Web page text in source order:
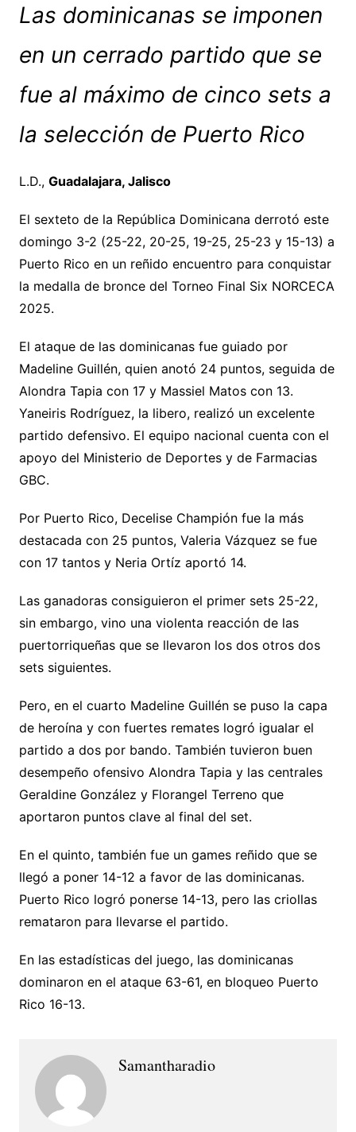
Las dominicanas se imponen
en un cerrado partido que se
fue al máximo de cinco sets a
la selección de Puerto Rico
L.D., Guadalajara, Jalisco
El sexteto de la República Dominicana derrotó este
domingo 3-2 (25-22, 20-25, 19-25, 25-23 y 15-13) a
Puerto Rico en un reñido encuentro para conquistar
la medalla de bronce del Torneo Final Six NORCECA
2025.
El ataque de las dominicanas fue guiado por
Madeline Guillén, quien anotó 24 puntos, seguida de
Alondra Tapia con 17 y Massiel Matos con 13.
Yaneiris Rodríguez, la libero, realizó un excelente
partido defensivo. El equipo nacional cuenta con el
apoyo del Ministerio de Deportes y de Farmacias
GBC.
Por Puerto Rico, Decelise Champión fue la más
destacada con 25 puntos, Valeria Vázquez se fue
con 17 tantos y Neria Ortíz aportó 14.
Las ganadoras consiguieron el primer sets 25-22,
sin embargo, vino una violenta reacción de las
puertorriqueñas que se llevaron los dos otros dos
sets siguientes.
Pero, en el cuarto Madeline Guillén se puso la capa
de heroína y con fuertes remates logró igualar el
partido a dos por bando. También tuvieron buen
desempeño ofensivo Alondra Tapia y las centrales
Geraldine González y Florangel Terreno que
aportaron puntos clave al final del set.
En el quinto, también fue un games reñido que se
llegó a poner 14-12 a favor de las dominicanas.
Puerto Rico logró ponerse 14-13, pero las criollas
remataron para llevarse el partido.
En las estadísticas del juego, las dominicanas
dominaron en el ataque 63-61, en bloqueo Puerto
Rico 16-13.
Samantharadio